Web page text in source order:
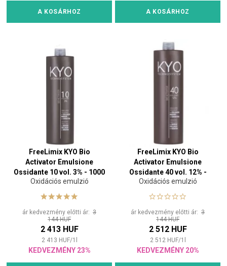
A KOSÁRHOZ A KOSÁRHOZ
FreeLimix KYO Bio
Activator Emulsione
Ossidante 10 vol. 3% - 1000
ml
Oxidációs emulzió
ár kedvezmény előtti ár: 3
144 HUF
2 413 HUF
2 413 HUF/1
KEDVEZMÉNY 23%
FreeLimix KYO Bio
Activator Emulsione
Ossidante 40 vol. 12% -
1000 ml
Oxidációs emulzió
ár kedvezmény előtti ár: 3
144 HUF
2 512 HUF
2 512 HUF/1
KEDVEZMÉNY 20%